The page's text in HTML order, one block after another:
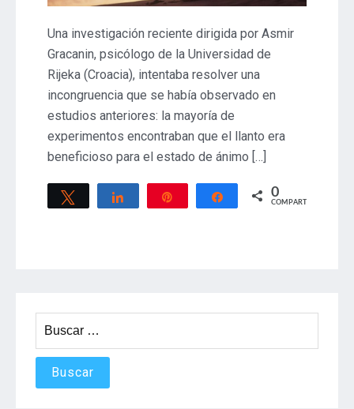
Una investigación reciente dirigida por Asmir
Gracanin, psicólogo de la Universidad de
Rijeka (Croacia), intentaba resolver una
incongruencia que se había observado en
estudios anteriores: la mayoría de
experimentos encontraban que el llanto era
beneficioso para el estado de ánimo […]
Twittear Compartir Compartir
0
COMPARTIR
Buscar: